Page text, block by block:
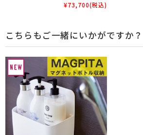
¥73,700(税込)
こちらもご一緒にいかがですか？